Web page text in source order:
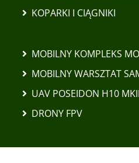
KOPARKI I CIĄGNIKI
MOBILNY KOMPLEKS
MOBILNY WARSZTAT
UAV POSEIDON H10
DRONY FPV